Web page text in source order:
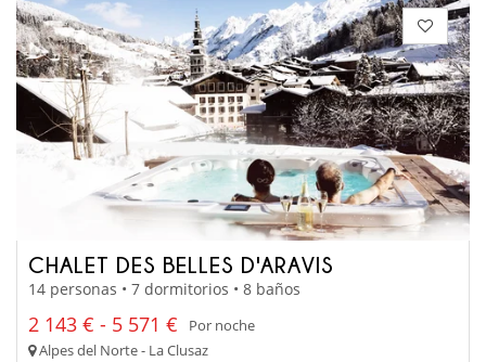
CHALET DES BELLES D'ARAVIS
14 personas • 7 dormitorios • 8 baños
2 143 € - 5 571 €
Por noche
Alpes del Norte - La Clusaz